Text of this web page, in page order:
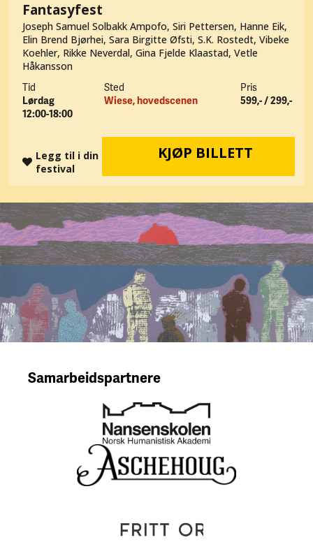
Fantasyfest
Joseph Samuel Solbakk Ampofo, Siri Pettersen, Hanne Eik,
Elin Brend Bjørhei, Sara Birgitte Øfsti, S.K. Rostedt, Vibeke
Koehler, Rikke Neverdal, Gina Fjelde Klaastad, Vetle
Håkansson
Tid
Lørdag
12:00-18:00
Sted
Wiese, hovedscenen
Pris
599,- / 299,-
KJØP BILLETT
Legg til i din
festival
Samarbeidspartnere